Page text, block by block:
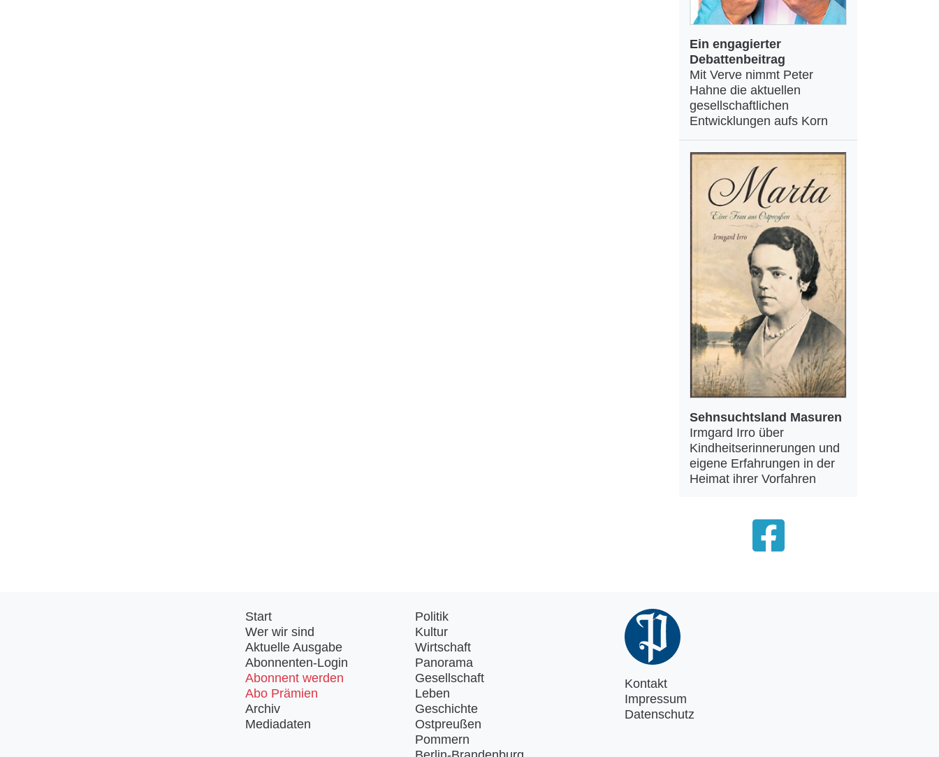
Ein engagierter
Debattenbeitrag
Mit Verve nimmt Peter
Hahne die aktuellen
gesellschaftlichen
Entwicklungen aufs Korn
Sehnsuchtsland Masuren
Irmgard Irro über
Kindheitserinnerungen und
eigene Erfahrungen in der
Heimat ihrer Vorfahren
Start
Wer wir sind
Aktuelle Ausgabe
Abonnenten-Login
Abonnent werden
Abo Prämien
Archiv
Mediadaten
Politik
Kultur
Wirtschaft
Panorama
Gesellschaft
Leben
Geschichte
Ostpreußen
Pommern
Kontakt
Impressum
Datenschutz